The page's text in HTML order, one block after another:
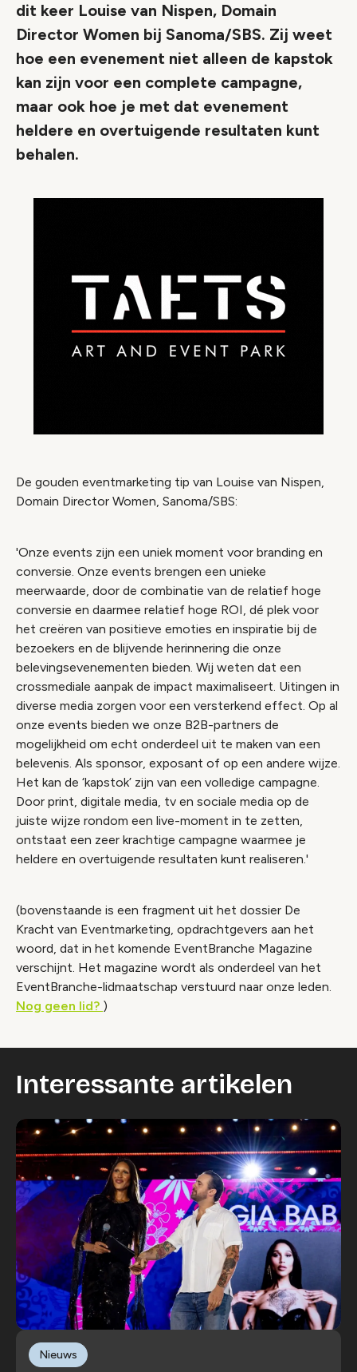
dit keer Louise van Nispen, Domain
Director Women bij Sanoma/SBS. Zij weet
hoe een evenement niet alleen de kapstok
kan zijn voor een complete campagne,
maar ook hoe je met dat evenement
heldere en overtuigende resultaten kunt
behalen.
De gouden eventmarketing tip van Louise van Nispen,
Domain Director Women​, Sanoma/SBS:
'Onze events zijn een uniek moment voor branding en
conversie. Onze events brengen een unieke
meerwaarde, door de combinatie van de relatief hoge
conversie en daarmee relatief hoge ROI, dé plek voor
het creëren van positieve emoties en inspiratie bij de
bezoekers en de blijvende herinnering die onze
belevingsevenementen bieden. Wij weten dat een
crossmediale aanpak de impact maximaliseert. Uitingen in
diverse media zorgen voor een versterkend effect. Op al
onze events bieden we onze B2B-partners de
mogelijkheid om echt onderdeel uit te maken van een
belevenis. Als sponsor, exposant of op een andere wijze.
Het kan de ‘kapstok’ zijn van een volledige campagne.
Door print, digitale media, tv en sociale media op de
juiste wijze rondom een live-moment in te zetten,
ontstaat een zeer krachtige campagne waarmee je
heldere en overtuigende resultaten kunt realiseren.'
(bovenstaande is een fragment uit het dossier De
Kracht van Eventmarketing, opdrachtgevers aan het
woord, dat in het komende EventBranche Magazine
verschijnt. Het magazine wordt als onderdeel van het
EventBranche-lidmaatschap verstuurd naar onze leden.
Nog geen lid? )
Interessante artikelen
Nieuws